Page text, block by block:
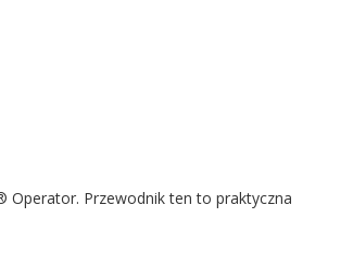
Operator. Przewodnik ten to praktyczna